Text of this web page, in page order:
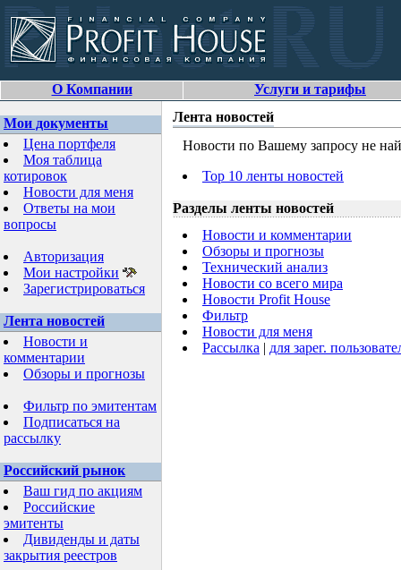
О Компании Услуги и тарифы
Мои документы
Цена портфеля
Моя таблица
котировок
Новости для меня
Ответы на мои
вопросы
Авторизация
Мои настройки
Зарегистрироваться
Лента новостей
Новости и
комментарии
Обзоры и прогнозы
Фильтр по эмитентам
Подписаться на
рассылку
Российский рынок
Ваш гид по акциям
Российские
эмитенты
Дивиденды и даты
закрытия реестров
Лента новостей
Новости по Вашему запросу не
Top 10 ленты новостей
Разделы ленты новостей
Новости и комментарии
Обзоры и прогнозы
Технический анализ
Новости со всего мира
Новости Profit House
Фильтр
Новости для меня
Рассылка | для зарег.